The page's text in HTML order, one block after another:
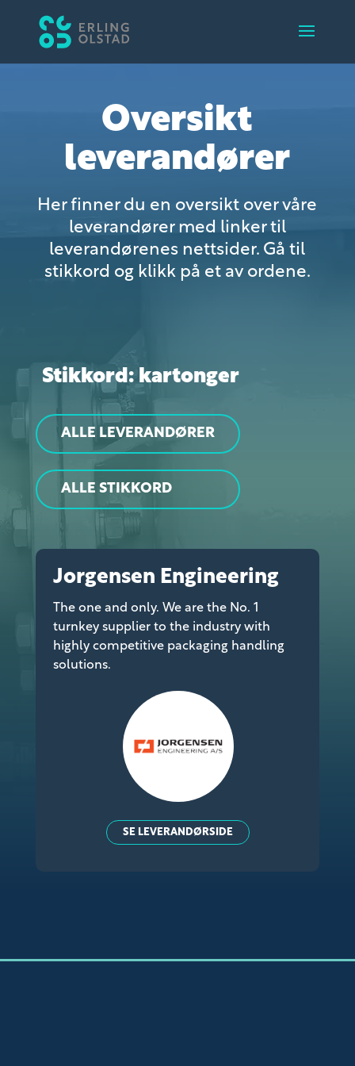
Oversikt
leverandører
Her finner du en oversikt over våre
leverandører med linker til
leverandørenes nettsider. Gå til
stikkord og klikk på et av ordene.
Stikkord: kartonger
ALLE LEVERANDØRER
ALLE STIKKORD
Jorgensen Engineering
The one and only. We are the No. 1
turnkey supplier to the industry with
highly competitive packaging handling
solutions.
SE LEVERANDØRSIDE